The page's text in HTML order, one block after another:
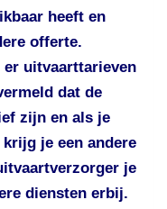
heeft en
offerte.
er uitvaarttarieven
dat de
zijn en als je
je een andere
je
diensten erbij.